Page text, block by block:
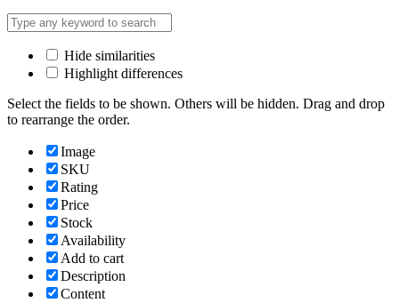
Hide similarities
Highlight differences
Select the fields to be shown. Others will be hidden. Drag and drop
to rearrange the order.
Image
SKU
Rating
Price
Stock
Availability
Add to cart
Description
Content